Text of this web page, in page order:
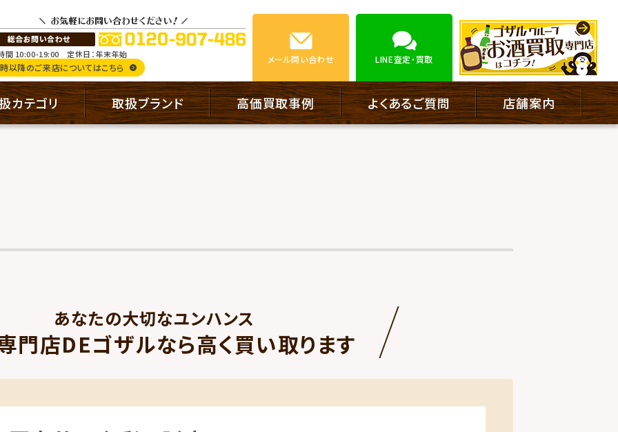
間 10:00-19:00 定休日：年末年始
以降のご来店についてはこちら
メール問い合わせ LINE査定・買取
カテゴリ 取扱ブランド 高価買取事例 よくあるご質問 店舗案内
あなたの大切なユンハンス
門店DEゴザルなら高く買い取ります